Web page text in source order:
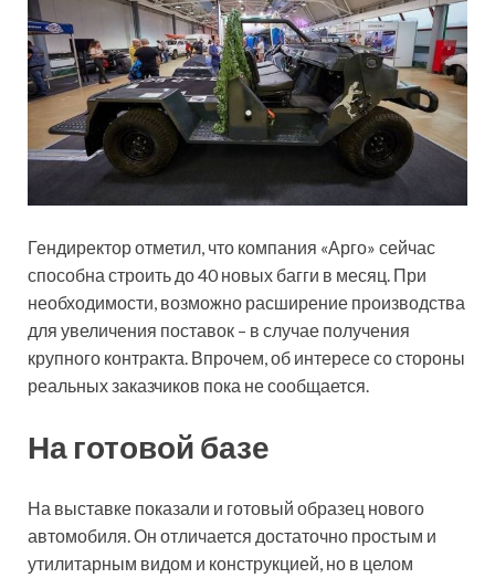
Гендиректор отметил, что компания «Арго» сейчас
способна строить до 40 новых багги в месяц. При
необходимости, возможно расширение производства
для увеличения поставок – в случае получения
крупного контракта. Впрочем, об интересе со стороны
реальных заказчиков пока не сообщается.
На готовой базе
На выставке показали и готовый образец нового
автомобиля. Он отличается достаточно простым и
утилитарным видом и конструкцией, но в целом